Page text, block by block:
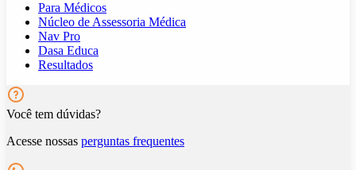
Para Médicos
Núcleo de Assessoria Médica
Nav Pro
Dasa Educa
Resultados
Você tem dúvidas?
Acesse nossas perguntas frequentes